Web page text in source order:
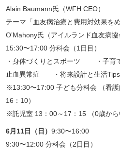
Alain Baumann氏（WFH CEO）
テーマ「血友病治療と費用対効果を
O’Mahony氏（アイルランド血友病協
15:30〜17:00 分科会（1日目）
・身体づくりとスポーツ ・子
止血異常症 ・将来設計と生活
※13:30〜17:00 子ども分科会 （看
16：10）
※託児室 13：00～17：15 （0歳から
6月11日（日） 9:30〜16:00
9:30〜12:00 分科会（2日目）